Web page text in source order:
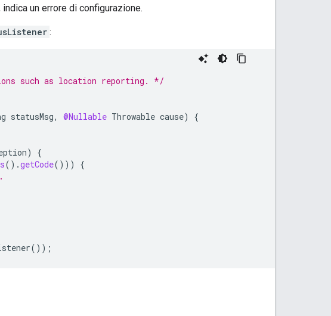
indica un errore di configurazione.
:
such as location reporting. */
statusMsg, @Nullable Throwable cause)
{
)
{
().getCode()))
{
());